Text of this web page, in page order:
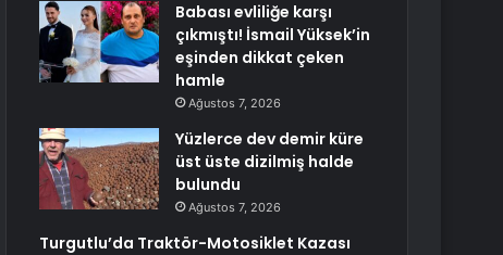
Babası evliliğe karşı
çıkmıştı! İsmail Yüksek’in
eşinden dikkat çeken
hamle
Ağustos 7, 2026
Yüzlerce dev demir küre
üst üste dizilmiş halde
bulundu
Ağustos 7, 2026
Turgutlu’da Traktör-Motosiklet Kazası